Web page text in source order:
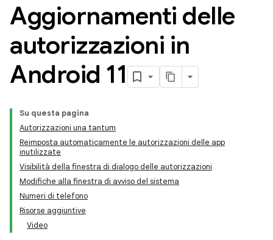
Aggiornamenti delle
autorizzazioni in
Android 11
Su questa pagina
Autorizzazioni una tantum
Reimposta automaticamente le autorizzazioni delle app
inutilizzate
Visibilità della finestra di dialogo delle autorizzazioni
Modifiche alla finestra di avviso del sistema
Numeri di telefono
Risorse aggiuntive
Video